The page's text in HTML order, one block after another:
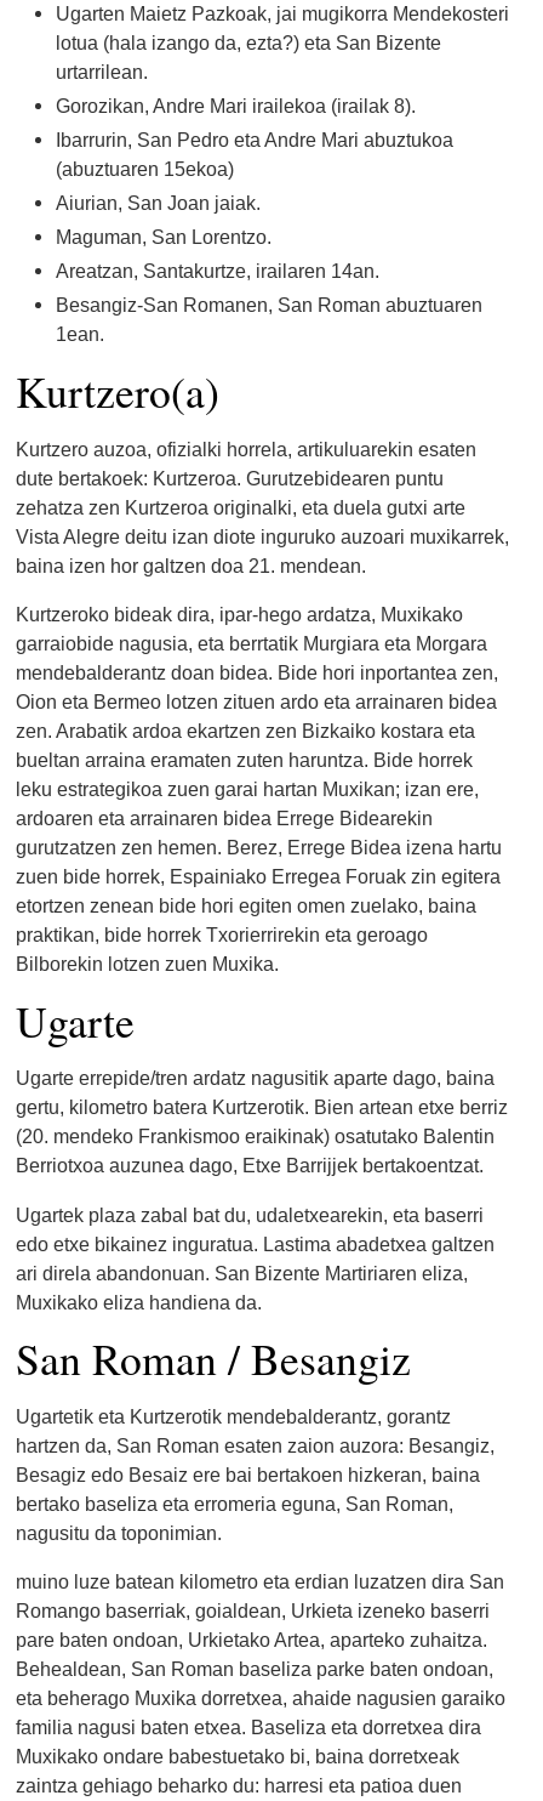
Ugarten Maietz Pazkoak, jai mugikorra Mendekosteri
lotua (hala izango da, ezta?) eta San Bizente
urtarrilean.
Gorozikan, Andre Mari irailekoa (irailak 8).
Ibarrurin, San Pedro eta Andre Mari abuztukoa
(abuztuaren 15ekoa)
Aiurian, San Joan jaiak.
Maguman, San Lorentzo.
Areatzan, Santakurtze, irailaren 14an.
Besangiz-San Romanen, San Roman abuztuaren
1ean.
Kurtzero(a)
Kurtzero auzoa, ofizialki horrela, artikuluarekin esaten
dute bertakoek: Kurtzeroa. Gurutzebidearen puntu
zehatza zen Kurtzeroa originalki, eta duela gutxi arte
Vista Alegre deitu izan diote inguruko auzoari muxikarrek,
baina izen hor galtzen doa 21. mendean.
Kurtzeroko bideak dira, ipar-hego ardatza, Muxikako
garraiobide nagusia, eta berrtatik Murgiara eta Morgara
mendebalderantz doan bidea. Bide hori inportantea zen,
Oion eta Bermeo lotzen zituen ardo eta arrainaren bidea
zen. Arabatik ardoa ekartzen zen Bizkaiko kostara eta
bueltan arraina eramaten zuten haruntza. Bide horrek
leku estrategikoa zuen garai hartan Muxikan; izan ere,
ardoaren eta arrainaren bidea Errege Bidearekin
gurutzatzen zen hemen. Berez, Errege Bidea izena hartu
zuen bide horrek, Espainiako Erregea Foruak zin egitera
etortzen zenean bide hori egiten omen zuelako, baina
praktikan, bide horrek Txorierrirekin eta geroago
Bilborekin lotzen zuen Muxika.
Ugarte
Ugarte errepide/tren ardatz nagusitik aparte dago, baina
gertu, kilometro batera Kurtzerotik. Bien artean etxe berriz
(20. mendeko Frankismoo eraikinak) osatutako Balentin
Berriotxoa auzunea dago, Etxe Barrijjek bertakoentzat.
Ugartek plaza zabal bat du, udaletxearekin, eta baserri
edo etxe bikainez inguratua. Lastima abadetxea galtzen
ari direla abandonuan. San Bizente Martiriaren eliza,
Muxikako eliza handiena da.
San Roman / Besangiz
Ugartetik eta Kurtzerotik mendebalderantz, gorantz
hartzen da, San Roman esaten zaion auzora: Besangiz,
Besagiz edo Besaiz ere bai bertakoen hizkeran, baina
bertako baseliza eta erromeria eguna, San Roman,
nagusitu da toponimian.
muino luze batean kilometro eta erdian luzatzen dira San
Romango baserriak, goialdean, Urkieta izeneko baserri
pare baten ondoan, Urkietako Artea, aparteko zuhaitza.
Behealdean, San Roman baseliza parke baten ondoan,
eta beherago Muxika dorretxea, ahaide nagusien garaiko
familia nagusi baten etxea. Baseliza eta dorretxea dira
Muxikako ondare babestuetako bi, baina dorretxeak
zaintza gehiago beharko du: harresi eta patioa duen